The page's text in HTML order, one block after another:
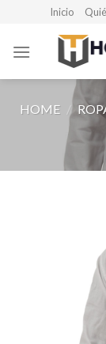
content
Inicio
HOME /